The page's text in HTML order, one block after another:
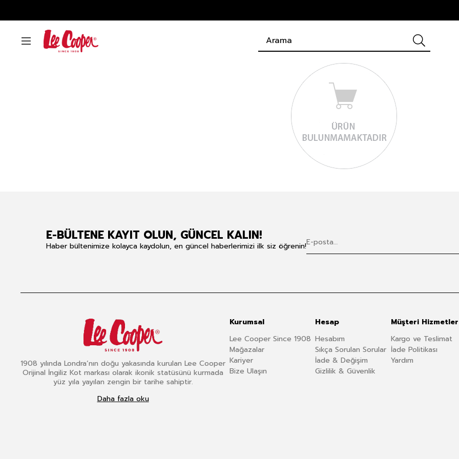
E-BÜLTENE KAYIT OLUN, GÜNCEL KALIN!
Haber bültenimize kolayca kaydolun, en güncel haberlerimizi ilk siz öğrenin!
1908 yılında Londra’nın doğu yakasında kurulan Lee Cooper
Orijinal İngiliz Kot markası olarak ikonik statüsünü kurmada
yüz yıla yayılan zengin bir tarihe sahiptir.
Daha fazla oku
Kurumsal
Lee Cooper Since 1908
Mağazalar
Kariyer
Bize Ulaşın
Hesap
Hesabım
Sıkça Sorulan Sorular
İade & Değişim
Gizlilik & Güvenlik
Müşteri
Kargo ve Teslimat
İade Politikası
Yardım